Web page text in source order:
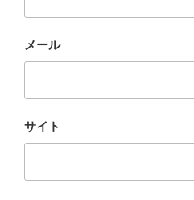
メール
サイト